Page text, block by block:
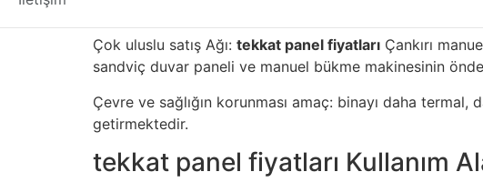
Çok uluslu satış Ağı: tekkat panel fiyatları Çankırı
sandviç duvar paneli ve manuel bükme makinesinin
Çevre ve sağlığın korunması amaç: binayı daha
getirmektedir.
tekkat panel fiyatları Kullanım